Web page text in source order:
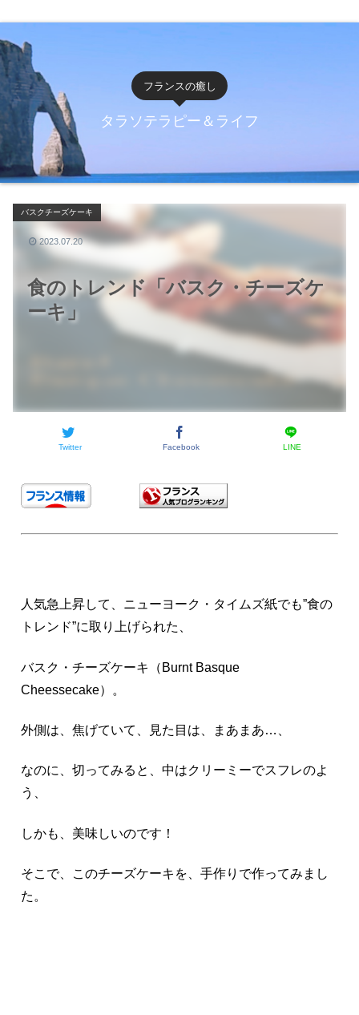
フランスの癒し
タラソテラピー＆ライフ
食のトレンド「バスク・チーズケ
ーキ」
バスクチーズケーキ
Twitter Facebook LINE
2023.07.20
人気急上昇して、ニューヨーク・タイムズ紙でも”食の
トレンド”に取り上げられた、
バスク・チーズケーキ（Burnt Basque
Cheessecake）。
外側は、焦げていて、見た目は、まあまあ…、
なのに、切ってみると、中はクリーミーでスフレのよ
う、
しかも、美味しいのです！
そこで、このチーズケーキを、手作りで作ってみまし
た。